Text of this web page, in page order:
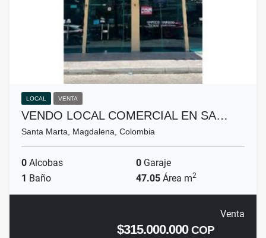
LOCAL VENTA
VENDO LOCAL COMERCIAL EN SA…
Santa Marta, Magdalena, Colombia
0 Alcobas 0 Garaje
1 Baño 47.05 Área m2
Venta
$315.000.000COP